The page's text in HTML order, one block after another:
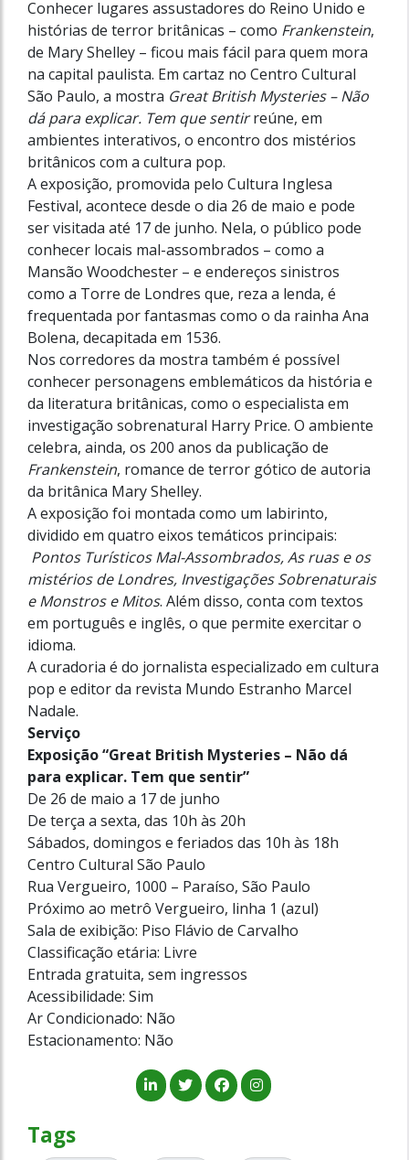
Conhecer lugares assustadores do Reino Unido e
histórias de terror britânicas – como Frankenstein,
de Mary Shelley – ficou mais fácil para quem mora
na capital paulista. Em cartaz no Centro Cultural
São Paulo, a mostra Great British Mysteries – Não
dá para explicar. Tem que sentirreúne, em
ambientes interativos, o encontro dos mistérios
britânicos com a cultura pop.
A exposição, promovida pelo Cultura Inglesa
Festival, acontece desde o dia 26 de maio e pode
ser visitada até 17 de junho. Nela, o público pode
conhecer locais mal-assombrados – como a
Mansão Woodchester – e endereços sinistros
como a Torre de Londres que, reza a lenda, é
frequentada por fantasmas como o da rainha Ana
Bolena, decapitada em 1536.
Nos corredores da mostra também é possível
conhecer personagens emblemáticos da história e
da literatura britânicas, como o especialista em
investigação sobrenatural Harry Price. O ambiente
celebra, ainda, os 200 anos da publicação de
Frankenstein, romance de terror gótico de autoria
da britânica Mary Shelley.
A exposição foi montada como um labirinto,
dividido em quatro eixos temáticos principais:
Pontos Turísticos Mal-Assombrados, As ruas e os
mistérios de Londres, Investigações Sobrenaturais
e Monstros e Mitos. Além disso, conta com textos
em português e inglês, o que permite exercitar o
idioma.
A curadoria é do jornalista especializado em cultura
pop e editor da revista Mundo Estranho Marcel
Nadale.
Serviço
Exposição “Great British Mysteries – Não dá
para explicar. Tem que sentir”
De 26 de maio a 17 de junho
De terça a sexta, das 10h às 20h
Sábados, domingos e feriados das 10h às 18h
Centro Cultural São Paulo
Rua Vergueiro, 1000 – Paraíso, São Paulo
Próximo ao metrô Vergueiro, linha 1 (azul)
Sala de exibição: Piso Flávio de Carvalho
Classificação etária: Livre
Entrada gratuita, sem ingressos
Acessibilidade: Sim
Ar Condicionado: Não
Estacionamento: Não
Tags